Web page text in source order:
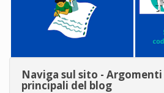
Naviga sul sito - Argomenti
principali del blog